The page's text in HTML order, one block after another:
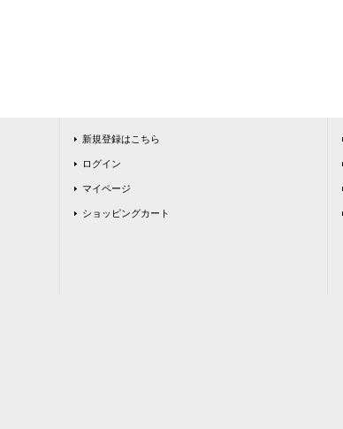
新規登録はこちら
ログイン
マイページ
ショッピングカート